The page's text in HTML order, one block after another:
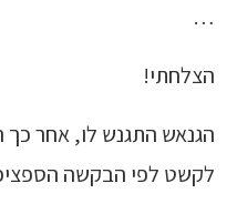
…
הצלחתי!
הגנאש התגנש לו, אחר כך
לקשט לפי הבקשה